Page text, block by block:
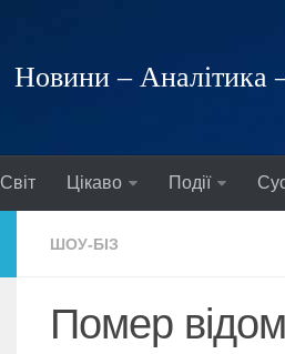
Новини – Аналітика
Світ Цікаво Події
ШОУ-БІЗ
Помер